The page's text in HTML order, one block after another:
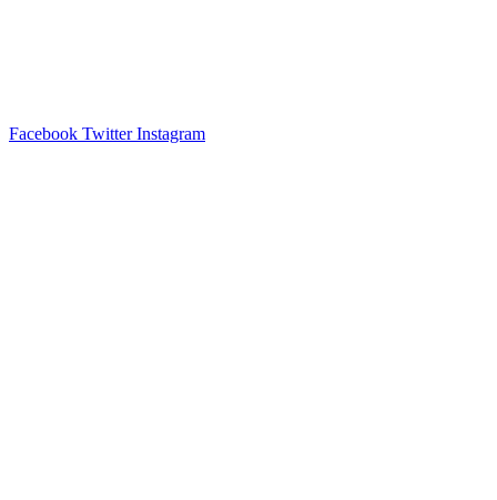
Facebook Twitter Instagram